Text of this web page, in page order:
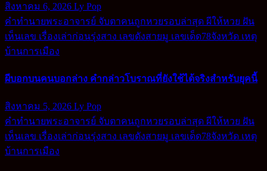
สิงหาคม 6, 2026 Ly Pop
คำทำนายพระอาจารย์ จับตาคนถูกหวยรอบล่าสุด ผีให้หวย ฝัน
เห็นเลข เรื่องเล่าก่อนรุ่งสาง เลขดังสายมู เลขเด็ด78จังหวัด เหตุ
บ้านการเมือง
ผีบอกบนคนบอกล่าง คำกล่าวโบราณที่ยังใช้ได้จริงสำหรับยุคนี้
สิงหาคม 5, 2026 Ly Pop
คำทำนายพระอาจารย์ จับตาคนถูกหวยรอบล่าสุด ผีให้หวย ฝัน
เห็นเลข เรื่องเล่าก่อนรุ่งสาง เลขดังสายมู เลขเด็ด78จังหวัด เหตุ
บ้านการเมือง